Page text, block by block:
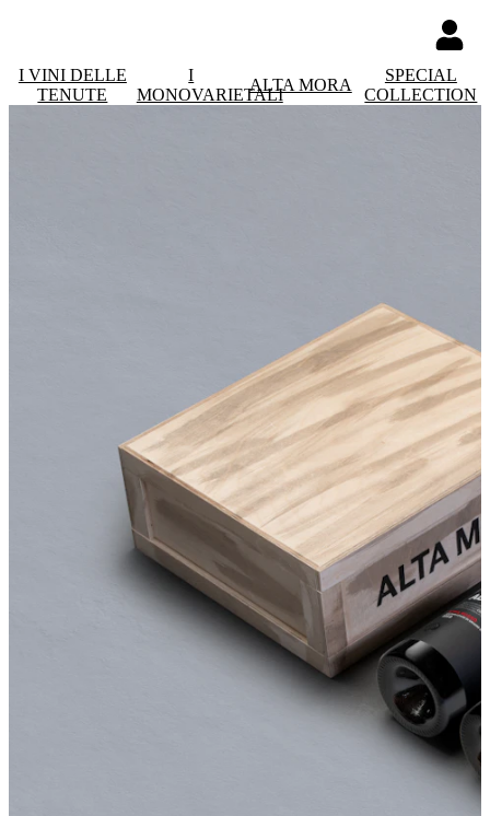
I VINI DELLE
TENUTE
I
MONOVARIETALI
ALTA MORA
SPECIAL
COLLECTION